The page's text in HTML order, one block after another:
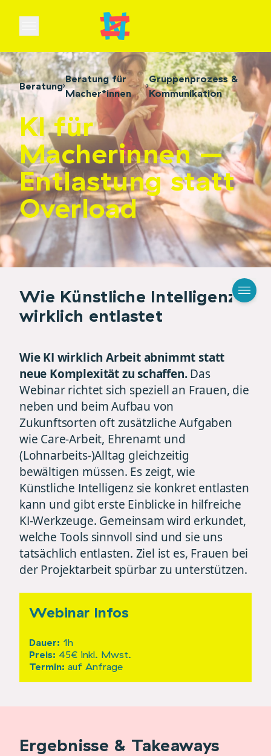
Open main menu
Beratung
Beratung für
Macher*innen
Gruppenprozess &
Kommunikation
KI für
Macherinnen –
Entlastung statt
Overload
Wie Künstliche Intelligenz
wirklich entlastet
Wie KI wirklich Arbeit abnimmt statt
neue Komplexität zu schaffen.Das
Webinar richtet sich speziell an Frauen, die
neben und beim Aufbau von
Zukunftsorten oft zusätzliche Aufgaben
wie Care-Arbeit, Ehrenamt und
(Lohnarbeits-)Alltag gleichzeitig
bewältigen müssen. Es zeigt, wie
Künstliche Intelligenz sie konkret entlasten
kann und gibt erste Einblicke in hilfreiche
KI-Werkzeuge. Gemeinsam wird erkundet,
welche Tools sinnvoll sind und sie uns
tatsächlich entlasten. Ziel ist es, Frauen bei
der Projektarbeit spürbar zu unterstützen.
Webinar Infos
Dauer: 1h
Preis: 45€ inkl. Mwst.
Termin: auf Anfrage
Ergebnisse & Takeaways